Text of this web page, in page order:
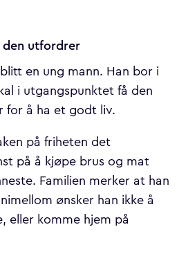
utfordrer
en ung mann. Han bor i
i utgangspunktet få den
for å ha et godt liv.
på friheten det
på å kjøpe brus og mat
Familien merker at han
ønsker han ikke å
eller komme hjem på